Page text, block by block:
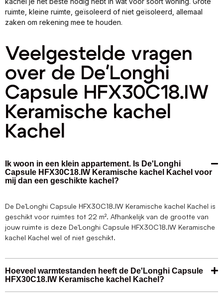
ruimte, kleine ruimte, geïsoleerd of niet geïsoleerd, allemaal
zaken om rekening mee te houden.
Veelgestelde vragen
over de De'Longhi
Capsule HFX30C18.IW
Keramische kachel
Kachel
Ik woon in een klein appartement. Is De'Longhi
Capsule HFX30C18.IW Keramische kachel Kachel voor
mij dan een geschikte kachel?
De De'Longhi Capsule HFX30C18.IW Keramische kachel Kachel is
geschikt voor ruimtes tot 22 m². Afhankelijk van de grootte van
jouw ruimte is deze De'Longhi Capsule HFX30C18.IW Keramische
kachel Kachel wel of niet geschikt.
Hoeveel warmtestanden heeft de De'Longhi Capsule
HFX30C18.IW Keramische kachel Kachel?